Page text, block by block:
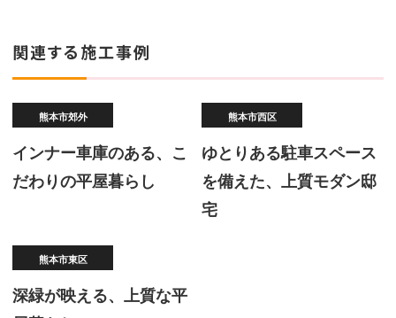
関連する施工事例
熊本市郊外
インナー車庫のある、こ
だわりの平屋暮らし
熊本市西区
ゆとりある駐車スペース
を備えた、上質モダン邸
宅
熊本市東区
深緑が映える、上質な平